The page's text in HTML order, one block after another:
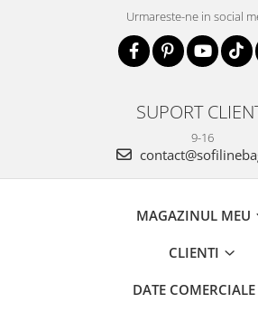
Urmareste-ne in social
SUPORT
9-16
MAGAZINUL MEU
CLIENTI
DATE COMERCIALE